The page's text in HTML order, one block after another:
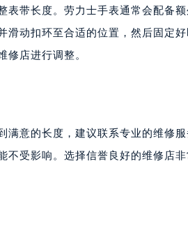
表带长度。劳力士手表通常会配备
滑动扣环至合适的位置，然后固定
修店进行调整。
满意的长度，建议联系专业的维修
不受影响。选择信誉良好的维修店